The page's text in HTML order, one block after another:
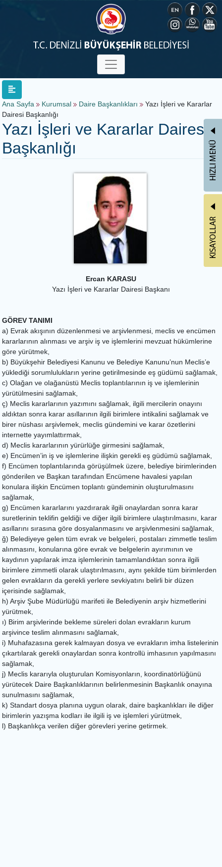
Ana Sayfa Kurumsal Daire Başkanlıkları
Yazı İşleri ve Kararlar
Dairesi Başkanlığı
Yazı İşleri ve Kararlar Dairesi
Başkanlığı
Ercan KARASU
Yazı İşleri ve Kararlar Dairesi Başkanı
GÖREV TANIMI
a) Evrak akışının düzenlenmesi ve arşivlenmesi, meclis ve encümen
kararlarının alınması ve arşiv iş ve işlemlerini mevzuat hükümlerine
göre yürütmek,
b) Büyükşehir Belediyesi Kanunu ve Belediye Kanunu’nun Meclis’e
yüklediği sorumlulukların yerine getirilmesinde eş güdümü sağlamak,
c) Olağan ve olağanüstü Meclis toplantılarının iş ve işlemlerinin
yürütülmesini sağlamak,
ç) Meclis kararlarının yazımını sağlamak, ilgili mercilerin onayını
aldıktan sonra karar asıllarının ilgili birimlere intikalini sağlamak ve
birer nüshası arşivlemek, meclis gündemini ve karar özetlerini
internette yayımlattırmak,
d) Meclis kararlarının yürürlüğe girmesini sağlamak,
e) Encümen’in iş ve işlemlerine ilişkin gerekli eş güdümü sağlamak,
f) Encümen toplantılarında görüşülmek üzere, belediye birimlerinden
gönderilen ve Başkan tarafından Encümene havalesi yapılan
konulara ilişkin Encümen toplantı gündeminin oluşturulmasını
sağlamak,
g) Encümen kararlarını yazdırarak ilgili onaylardan sonra karar
suretlerinin teklifin geldiği ve diğer ilgili birimlere ulaştırılmasını, karar
asıllarını sırasına göre dosyalanmasını ve arşivlenmesini sağlamak,
ğ) Belediyeye gelen tüm evrak ve belgeleri, postaları zimmetle teslim
alınmasını, konularına göre evrak ve belgelerin ayırımının ve
kaydının yapılarak imza işlemlerinin tamamlandıktan sonra ilgili
birimlere zimmetli olarak ulaştırılmasını, aynı şekilde tüm birimlerden
gelen evrakların da gerekli yerlere sevkiyatını belirli bir düzen
içerisinde sağlamak,
h) Arşiv Şube Müdürlüğü marifeti ile Belediyenin arşiv hizmetlerini
yürütmek,
ı) Birim arşivlerinde bekleme süreleri dolan evrakların kurum
arşivince teslim alınmasını sağlamak,
i) Muhafazasına gerek kalmayan dosya ve evrakların imha listelerinin
çıkartılarak gerekli onaylardan sonra kontrollü imhasının yapılmasını
sağlamak,
j) Meclis kararıyla oluşturulan Komisyonların, koordinatörlüğünü
yürütecek Daire Başkanlıklarının belirlenmesinin Başkanlık onayına
sunulmasını sağlamak,
k) Standart dosya planına uygun olarak, daire başkanlıkları ile diğer
birimlerin yazışma kodları ile ilgili iş ve işlemleri yürütmek,
l) Başkanlıkça verilen diğer görevleri yerine getirmek.